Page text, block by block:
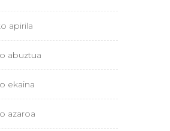
apirila
abuztua
ekaina
azaroa